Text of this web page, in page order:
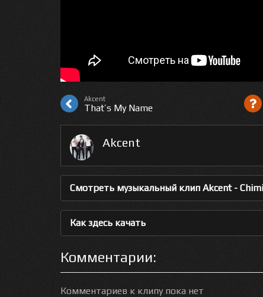
Akcent
That’s My Name
Akcent
Смотреть музыкальный клип Akcent -
Как здесь качать
Комментарии:
Комментариев к клипу пока нет